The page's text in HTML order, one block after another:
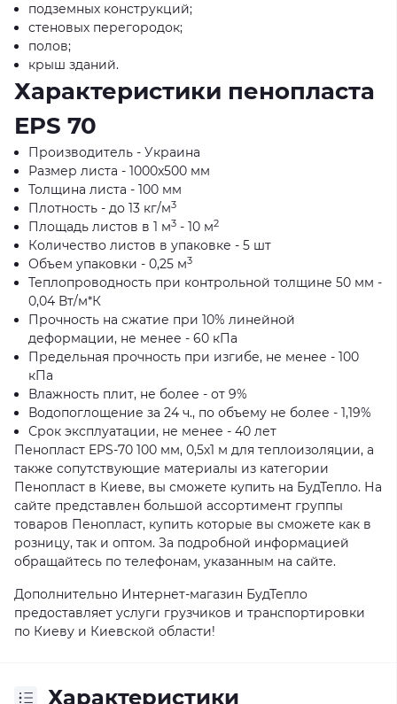
подземных конструкций;
стеновых перегородок;
полов;
крыш зданий.
Характеристики пенопласта
EPS 70
Производитель - Украина
Размер листа - 1000x500 мм
Толщина листа - 100 мм
Плотность - до 13 кг/м3
Площадь листов в 1 м3 - 10 м2
Количество листов в упаковке - 5 шт
Объем упаковки - 0,25 м3
Теплопроводность при контрольной толщине 50 мм -
0,04 Вт/м*К
Прочность на сжатие при 10% линейной
деформации, не менее - 60 кПа
Предельная прочность при изгибе, не менее - 100
кПа
Влажность плит, не более - от 9%
Водопоглощение за 24 ч., по объему не более - 1,19%
Срок эксплуатации, не менее - 40 лет
Пенопласт EPS-70 100 мм, 0,5х1 м для теплоизоляции, а
также сопутствующие материалы из категории
Пенопласт в Киеве, вы сможете купить на БудТепло. На
сайте представлен большой ассортимент группы
товаров Пенопласт, купить которые вы сможете как в
розницу, так и оптом. За подробной информацией
обращайтесь по телефонам, указанным на сайте.
Дополнительно Интернет-магазин БудТепло
предоставляет услуги грузчиков и транспортировки
по Киеву и Киевской области!
Характеристики